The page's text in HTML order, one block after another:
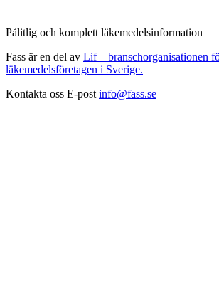
Pålitlig och komplett läkemedelsinformation
Fass är en del av Lif – branschorganisationen
läkemedelsföretagen i Sverige.
Kontakta oss E-post info@fass.se